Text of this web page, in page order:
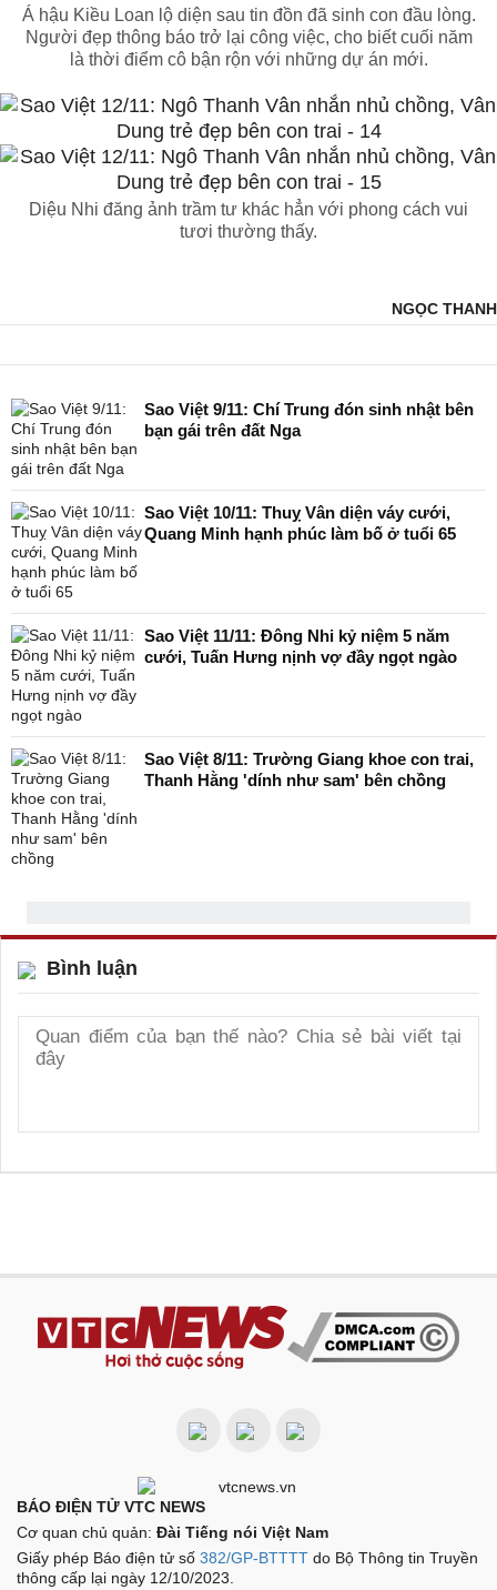
Á hậu Kiều Loan lộ diện sau tin đồn đã sinh con đầu lòng.
Người đẹp thông báo trở lại công việc, cho biết cuối năm
là thời điểm cô bận rộn với những dự án mới.
Diệu Nhi đăng ảnh trầm tư khác hẳn với phong cách vui
tươi thường thấy.
NGỌC THANH
Sao Việt 9/11: Chí Trung đón sinh nhật bên
bạn gái trên đất Nga
Sao Việt 10/11: Thuỵ Vân diện váy cưới,
Quang Minh hạnh phúc làm bố ở tuổi 65
Sao Việt 11/11: Đông Nhi kỷ niệm 5 năm
cưới, Tuấn Hưng nịnh vợ đầy ngọt ngào
Sao Việt 8/11: Trường Giang khoe con trai,
Thanh Hằng 'dính như sam' bên chồng
Bình luận
BÁO ĐIỆN TỬ VTC NEWS
Cơ quan chủ quản: Đài Tiếng nói Việt Nam
Giấy phép Báo điện tử số 382/GP-BTTTT do Bộ Thông tin Truyền
thông cấp lại ngày 12/10/2023.